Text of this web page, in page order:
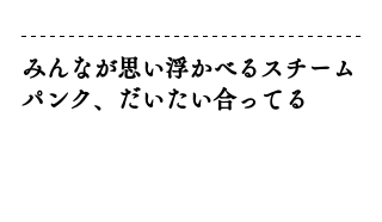
みんなが思い浮かべるスチーム
パンク、だいたい合ってる